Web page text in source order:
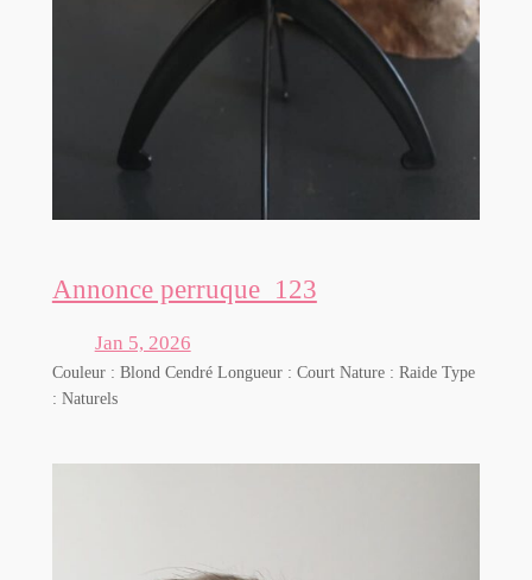
Annonce perruque_123
Jan 5, 2026
Couleur : Blond Cendré Longueur : Court Nature : Raide Type
: Naturels